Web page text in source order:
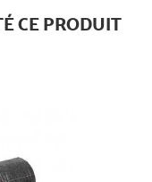
CE PRODUIT